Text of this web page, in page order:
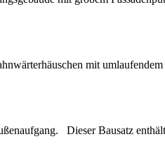
mit
Dieser Bausatz